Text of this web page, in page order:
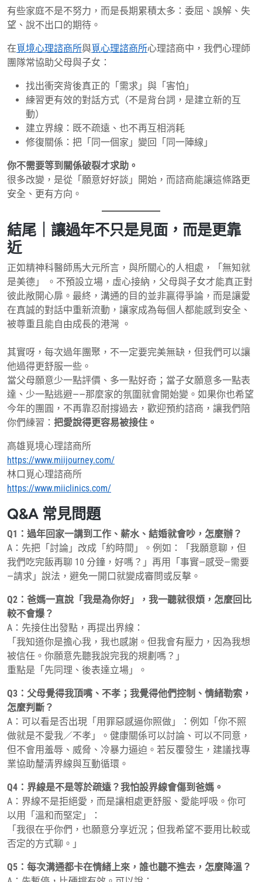
有些家庭不是不努力，而是長期累積太多：委屈、誤解、失
望、說不出口的期待。
在覓境心理諮商所與覓心理諮商所心理諮商中，我們心理師
團隊常協助父母與子女：
找出衝突背後真正的「需求」與「害怕」
練習更有效的對話方式（不是背台詞，是建立新的互
動）
建立界線：既不疏遠、也不再互相消耗
修復關係：把「同一個家」變回「同一陣線」
你不需要等到關係破裂才求助。
很多改變，是從「願意好好談」開始，而諮商能讓這條路更
安全、更有方向。
結尾｜讓過年不只是見面，而是更靠
近
正如精神科醫師馬大元所言，與所關心的人相處，「無知就
是美德」 。不預設立場，虛心接納，父母與子女才能真正對
彼此敞開心扉。最終，溝通的目的並非贏得爭論，而是讓愛
在真誠的對話中重新流動，讓家成為每個人都能感到安全、
被尊重且能自由成長的港灣 。
其實呀，每次過年團聚，不一定要完美無缺，但我們可以讓
他過得更舒服一些。
當父母願意少一點評價、多一點好奇；當子女願意多一點表
達、少一點逃避——那麼家的氛圍就會開始變。如果你也希望
今年的團圓，不再靠忍耐撐過去，歡迎預約諮商，讓我們陪
你們練習： 把愛說得更容易被接住。
高雄覓境心理諮商所
https://www.miijourney.com/
林口覓心理諮商所
https://www.miiclinics.com/
Q&A 常見問題
Q1：過年回家一講到工作、薪水、結婚就會吵，怎麼辦？
A：先把「討論」改成「約時間」。例如：「我願意聊，但
我們吃完飯再聊 10 分鐘，好嗎？」再用「事實—感受—需要
—請求」說法，避免一開口就變成審問或反擊。
Q2：爸媽一直說「我是為你好」，我一聽就很煩，怎麼回比
較不會爆？
A：先接住出發點，再提出界線：
「我知道你是擔心我，我也感謝。但我會有壓力，因為我想
被信任。你願意先聽我說完我的規劃嗎？」
重點是「先同理、後表達立場」。
Q3：父母覺得我頂嘴、不孝；我覺得他們控制、情緒勒索，
怎麼判斷？
A：可以看是否出現「用罪惡感逼你照做」：例如「你不照
做就是不愛我／不孝」。健康關係可以討論、可以不同意，
但不會用羞辱、威脅、冷暴力逼迫。若反覆發生，建議找專
業協助釐清界線與互動循環。
Q4：界線是不是等於疏遠？我怕設界線會傷到爸媽。
A：界線不是拒絕愛，而是讓相處更舒服、愛能呼吸。你可
以用「溫和而堅定」：
「我很在乎你們，也願意分享近況；但我希望不要用比較或
否定的方式聊。」
Q5：每次溝通都卡在情緒上來，誰也聽不進去，怎麼降溫？